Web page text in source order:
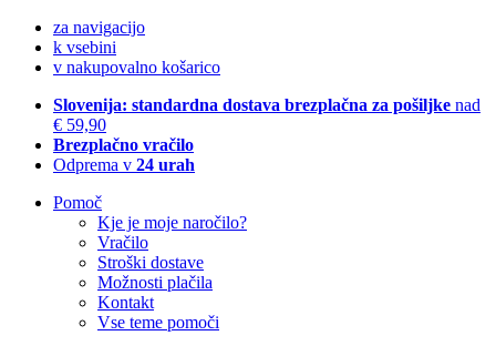
za navigacijo
k vsebini
v nakupovalno košarico
Slovenija: standardna dostava brezplačna za pošiljke nad
€ 59,90
Brezplačno vračilo
Odprema v 24 urah
Pomoč
Kje je moje naročilo?
Vračilo
Stroški dostave
Možnosti plačila
Kontakt
Vse teme pomoči